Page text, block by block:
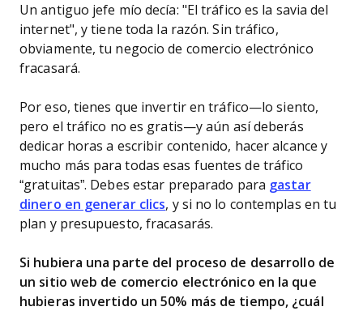
Un antiguo jefe mío decía: "El tráfico es la savia del
internet", y tiene toda la razón. Sin tráfico,
obviamente, tu negocio de comercio electrónico
fracasará.
Por eso, tienes que invertir en tráfico—lo siento,
pero el tráfico no es gratis—y aún así deberás
dedicar horas a escribir contenido, hacer alcance y
mucho más para todas esas fuentes de tráfico
“gratuitas”. Debes estar preparado para gastar
dinero en generar clics, y si no lo contemplas en tu
plan y presupuesto, fracasarás.
Si hubiera una parte del proceso de desarrollo de
un sitio web de comercio electrónico en la que
hubieras invertido un 50% más de tiempo, ¿cuál